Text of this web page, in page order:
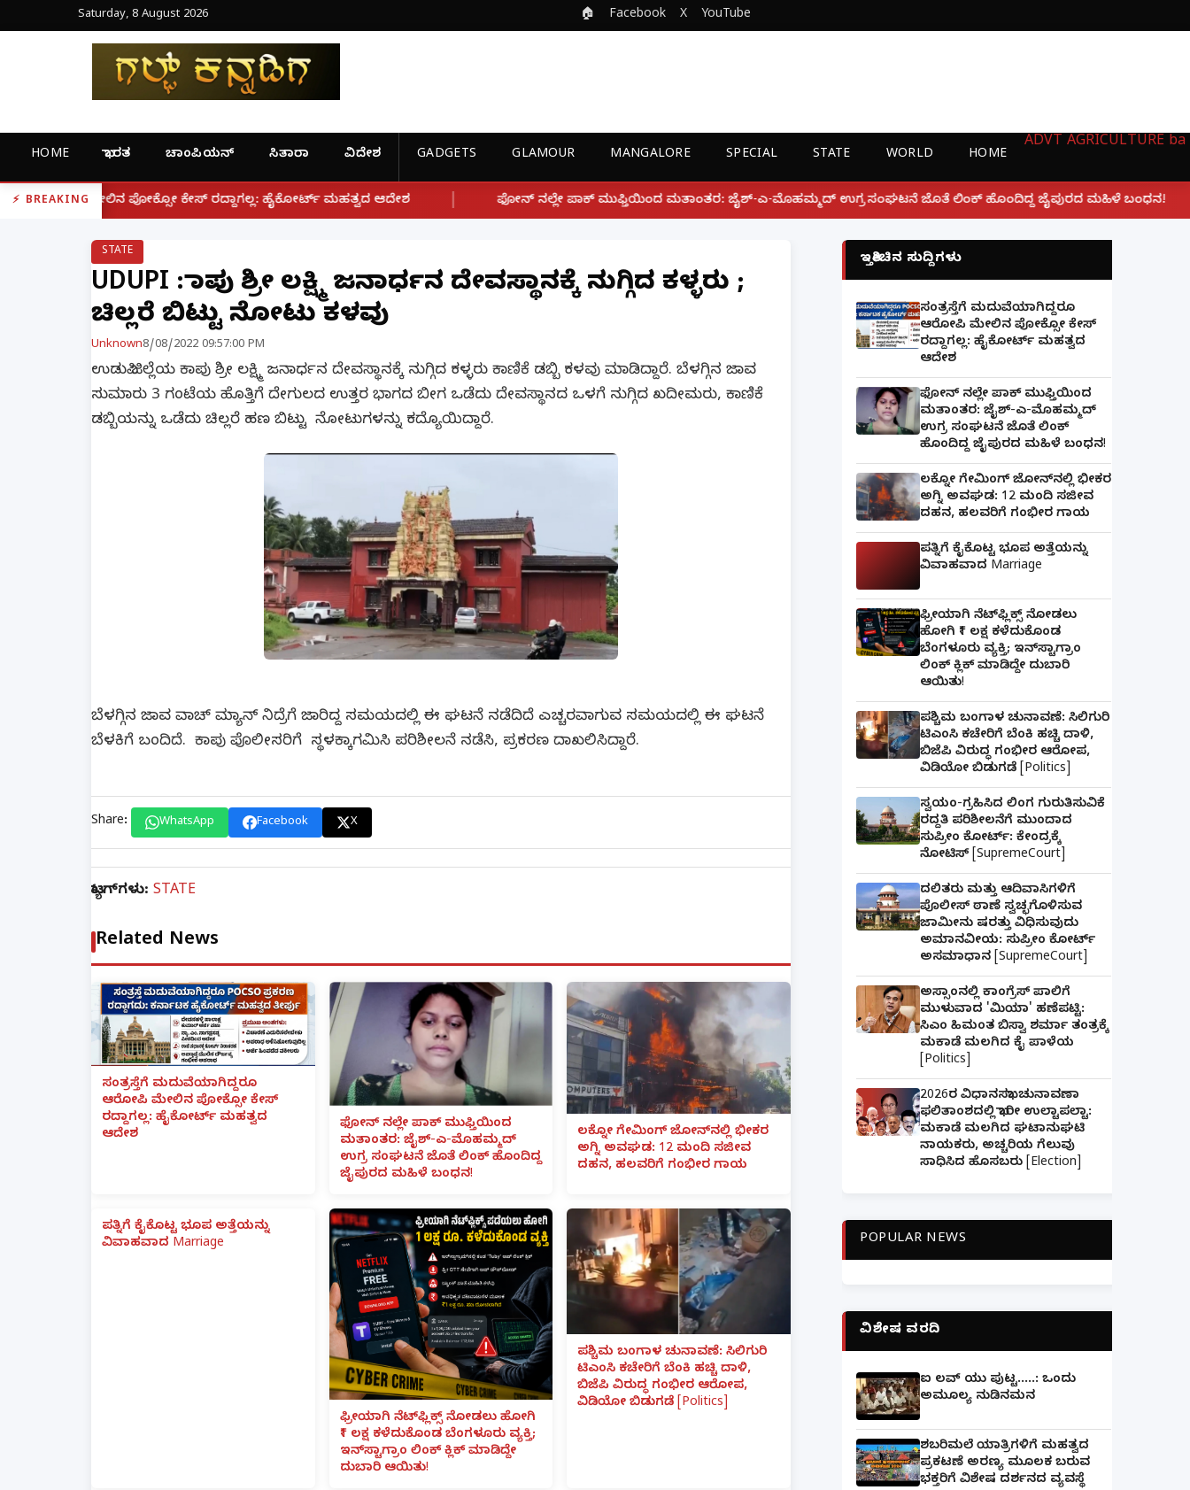
Saturday, 8 August 2026 🏠 Facebook X YouTube
HOME ಭಾರತ ಚಾಂಪಿಯನ್ ಸಿತಾರಾ ವಿದೇಶ GADGETS GLAMOUR MANGALORE SPECIAL STATE WORLD HOME
ADVT AGRICULTURE ba
BREAKING
ಕೇಸ್ ರದ್ದಾಗಲ್ಲ: ಹೈಕೋರ್ಟ್ ಮಹತ್ವದ ಆದೇಶ | ಫೋನ್ ನಲ್ಲೇ ಪಾಕ್ ಮುಫ್ತಿಯಿಂದ ಮತಾಂತರ: ಜೈಶ್-ಎ-ಮೊಹಮ್ಮದ್ ಉಗ್ರ ಸಂಘಟನೆ ಜೊತೆ ಲಿಂಕ್ ಹೊಂದಿದ್ದ ಜೈಪುರದ ಮಹಿಳೆ ಬಂಧನ! | ಲಕ್ನೋ
STATE
UDUPI : ಕಾಪು ಶ್ರೀ ಲಕ್ಷ್ಮಿ ಜನಾರ್ಧನ ದೇವಸ್ಥಾನಕ್ಕೆ ನುಗ್ಗಿದ ಕಳ್ಳರು ;
ಚಿಲ್ಲರೆ ಬಿಟ್ಟು ನೋಟು ಕಳವು
Unknown8/08/2022 09:57:00 PM
ಉಡುಪಿ ಜಿಲ್ಲೆಯ ಕಾಪು ಶ್ರೀ ಲಕ್ಷ್ಮಿ ಜನಾರ್ಧನ ದೇವಸ್ಥಾನಕ್ಕೆ ನುಗ್ಗಿದ ಕಳ್ಳರು ಕಾಣಿಕೆ ಡಬ್ಬಿ ಕಳವು ಮಾಡಿದ್ದಾರೆ. ಬೆಳಗ್ಗಿನ ಜಾವ
ಸುಮಾರು 3 ಗಂಟೆಯ ಹೊತ್ತಿಗೆ ದೇಗುಲದ ಉತ್ತರ ಭಾಗದ ಬೀಗ ಒಡೆದು ದೇವಸ್ಥಾನದ ಒಳಗೆ ನುಗ್ಗಿದ ಖದೀಮರು, ಕಾಣಿಕೆ
ಡಬ್ಬಿಯನ್ನು ಒಡೆದು ಚಿಲ್ಲರೆ ಹಣ ಬಿಟ್ಟು ನೋಟುಗಳನ್ನು ಕದ್ಯೊಯಿದ್ದಾರೆ.
ಬೆಳಗ್ಗಿನ ಜಾವ ವಾಚ್ ಮ್ಯಾನ್ ನಿದ್ರೆಗೆ ಜಾರಿದ್ದ ಸಮಯದಲ್ಲಿ ಈ ಘಟನೆ ನಡೆದಿದೆ ಎಚ್ಚರವಾಗುವ ಸಮಯದಲ್ಲಿ ಈ ಘಟನೆ
ಬೆಳಕಿಗೆ ಬಂದಿದೆ. ಕಾಪು ಪೊಲೀಸರಿಗೆ ಸ್ಥಳಕ್ಕಾಗಮಿಸಿ ಪರಿಶೀಲನೆ ನಡೆಸಿ, ಪ್ರಕರಣ ದಾಖಲಿಸಿದ್ದಾರೆ.
Share: WhatsApp Facebook X
ಟ್ಯಾಗ್‌ಗಳು: STATE
Related News
ಸಂತ್ರಸ್ತೆಗೆ ಮದುವೆಯಾಗಿದ್ದರೂ
ಆರೋಪಿ ಮೇಲಿನ ಪೋಕ್ಸೋ ಕೇಸ್
ರದ್ದಾಗಲ್ಲ: ಹೈಕೋರ್ಟ್ ಮಹತ್ವದ
ಆದೇಶ
ಫೋನ್ ನಲ್ಲೇ ಪಾಕ್ ಮುಫ್ತಿಯಿಂದ
ಮತಾಂತರ: ಜೈಶ್-ಎ-ಮೊಹಮ್ಮದ್
ಉಗ್ರ ಸಂಘಟನೆ ಜೊತೆ ಲಿಂಕ್ ಹೊಂದಿದ್ದ
ಜೈಪುರದ ಮಹಿಳೆ ಬಂಧನ!
ಲಕ್ನೋ ಗೇಮಿಂಗ್ ಜೋನ್‌ನಲ್ಲಿ ಭೀಕರ
ಅಗ್ನಿ ಅವಘಡ: 12 ಮಂದಿ ಸಜೀವ
ದಹನ, ಹಲವರಿಗೆ ಗಂಭೀರ ಗಾಯ
ಪತ್ನಿಗೆ ಕೈಕೊಟ್ಟ ಭೂಪ ಅತ್ತೆಯನ್ನು
ವಿವಾಹವಾದ Marriage
ಫ್ರೀಯಾಗಿ ನೆಟ್‌ಫ್ಲಿಕ್ಸ್ ನೋಡಲು ಹೋಗಿ
₹1 ಲಕ್ಷ ಕಳೆದುಕೊಂಡ ಬೆಂಗಳೂರು ವ್ಯಕ್ತಿ;
ಇನ್‌ಸ್ಟಾಗ್ರಾಂ ಲಿಂಕ್ ಕ್ಲಿಕ್ ಮಾಡಿದ್ದೇ
ದುಬಾರಿ ಆಯಿತು!
ಪಶ್ಚಿಮ ಬಂಗಾಳ ಚುನಾವಣೆ: ಸಿಲಿಗುರಿ
ಟಿಎಂಸಿ ಕಚೇರಿಗೆ ಬೆಂಕಿ ಹಚ್ಚಿ ದಾಳಿ,
ಬಿಜೆಪಿ ವಿರುದ್ಧ ಗಂಭೀರ ಆರೋಪ,
ವಿಡಿಯೋ ಬಿಡುಗಡೆ [Politics]
ಇತ್ತೀಚಿನ ಸುದ್ದಿಗಳು
ಸಂತ್ರಸ್ತೆಗೆ ಮದುವೆಯಾಗಿದ್ದರೂ
ಆರೋಪಿ ಮೇಲಿನ ಪೋಕ್ಸೋ ಕೇಸ್
ರದ್ದಾಗಲ್ಲ: ಹೈಕೋರ್ಟ್ ಮಹತ್ವದ
ಆದೇಶ
ಫೋನ್ ನಲ್ಲೇ ಪಾಕ್ ಮುಫ್ತಿಯಿಂದ
ಮತಾಂತರ: ಜೈಶ್-ಎ-ಮೊಹಮ್ಮದ್
ಉಗ್ರ ಸಂಘಟನೆ ಜೊತೆ ಲಿಂಕ್
ಹೊಂದಿದ್ದ ಜೈಪುರದ ಮಹಿಳೆ ಬಂಧನ!
ಲಕ್ನೋ ಗೇಮಿಂಗ್ ಜೋನ್‌ನಲ್ಲಿ ಭೀಕರ
ಅಗ್ನಿ ಅವಘಡ: 12 ಮಂದಿ ಸಜೀವ
ದಹನ, ಹಲವರಿಗೆ ಗಂಭೀರ ಗಾಯ
ಪತ್ನಿಗೆ ಕೈಕೊಟ್ಟ ಭೂಪ ಅತ್ತೆಯನ್ನು
ವಿವಾಹವಾದ Marriage
ಫ್ರೀಯಾಗಿ ನೆಟ್‌ಫ್ಲಿಕ್ಸ್ ನೋಡಲು
ಹೋಗಿ ₹1 ಲಕ್ಷ ಕಳೆದುಕೊಂಡ
ಬೆಂಗಳೂರು ವ್ಯಕ್ತಿ; ಇನ್‌ಸ್ಟಾಗ್ರಾಂ
ಲಿಂಕ್ ಕ್ಲಿಕ್ ಮಾಡಿದ್ದೇ ದುಬಾರಿ
ಆಯಿತು!
ಪಶ್ಚಿಮ ಬಂಗಾಳ ಚುನಾವಣೆ: ಸಿಲಿಗುರಿ
ಟಿಎಂಸಿ ಕಚೇರಿಗೆ ಬೆಂಕಿ ಹಚ್ಚಿ ದಾಳಿ,
ಬಿಜೆಪಿ ವಿರುದ್ಧ ಗಂಭೀರ ಆರೋಪ,
ವಿಡಿಯೋ ಬಿಡುಗಡೆ [Politics]
ಸ್ವಯಂ-ಗ್ರಹಿಸಿದ ಲಿಂಗ ಗುರುತಿಸುವಿಕೆ
ರದ್ದತಿ ಪರಿಶೀಲನೆಗೆ ಮುಂದಾದ
ಸುಪ್ರೀಂ ಕೋರ್ಟ್: ಕೇಂದ್ರಕ್ಕೆ
ನೋಟಿಸ್ [SupremeCourt]
ದಲಿತರು ಮತ್ತು ಆದಿವಾಸಿಗಳಿಗೆ
ಪೊಲೀಸ್ ಠಾಣೆ ಸ್ವಚ್ಛಗೊಳಿಸುವ
ಜಾಮೀನು ಷರತ್ತು ವಿಧಿಸುವುದು
ಅಮಾನವೀಯ: ಸುಪ್ರೀಂ ಕೋರ್ಟ್
ಅಸಮಾಧಾನ [SupremeCourt]
ಅಸ್ಸಾಂನಲ್ಲಿ ಕಾಂಗ್ರೆಸ್ ಪಾಲಿಗೆ
ಮುಳುವಾದ 'ಮಿಯಾ' ಹಣೆಪಟ್ಟಿ:
ಸಿಎಂ ಹಿಮಂತ ಬಿಸ್ವಾ ಶರ್ಮಾ ತಂತ್ರಕ್ಕೆ
ಮಕಾಡೆ ಮಲಗಿದ ಕೈ ಪಾಳೆಯ
[Politics]
2026ರ ವಿಧಾನಸಭಾ ಚುನಾವಣಾ
ಫಲಿತಾಂಶದಲ್ಲಿ ಭಾರೀ ಉಲ್ಟಾಪಲ್ಟಾ:
ಮಕಾಡೆ ಮಲಗಿದ ಘಟಾನುಘಟಿ
ನಾಯಕರು, ಅಚ್ಚರಿಯ ಗೆಲುವು
ಸಾಧಿಸಿದ ಹೊಸಬರು [Election]
POPULAR NEWS
ವಿಶೇಷ ವರದಿ
ಐ ಲವ್ ಯು ಪುಟ್ಟ.....: ಒಂದು
ಅಮೂಲ್ಯ ನುಡಿನಮನ
ಶಬರಿಮಲೆ ಯಾತ್ರಿಗಳಿಗೆ ಮಹತ್ವದ
ಪ್ರಕಟಣೆ ಅರಣ್ಯ ಮೂಲಕ ಬರುವ
ಭಕ್ತರಿಗೆ ವಿಶೇಷ ದರ್ಶನದ ವ್ಯವಸ್ಥೆ